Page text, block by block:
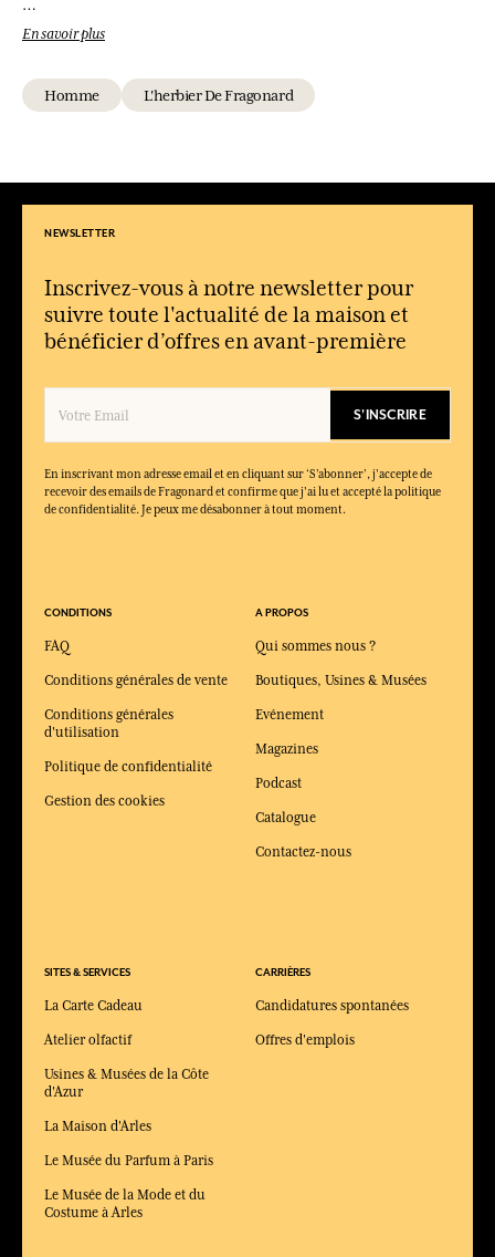
Quel type de parfum est Vétiver ?
C’est une eau de toilette boisée et aromatique, équilibrée entre
Qu’est-ce qui caractérise le vétiver en parfumerie ?
À qui s’adresse cette fragrance ?
Aux hommes recherchant un parfum structuré, élégant et facile
Sa polyvalence le rend adapté aussi bien au bureau qu’en soirée
ou en week-end.
Le parfum est-il intense ?
Quels produits composent la collection Vétiver ?
La collection propose l’eau de toilette dans des formats
En savoir plus
Homme L'herbier De Fragonard
NEWSLETTER
Inscrivez-vous à notre newsletter pour
suivre toute l'actualité de la maison et
bénéficier d’offres en avant-première
S'INSCRIRE
En inscrivant mon adresse email et en cliquant sur ‘S’abonner’, j'accepte de
recevoir des emails de Fragonard et confirme que j'ai lu et accepté la politique
de confidentialité. Je peux me désabonner à tout moment.
CONDITIONS
FAQ
Conditions générales de vente
Conditions générales
d'utilisation
Politique de confidentialité
Gestion des cookies
SITES & SERVICES
La Carte Cadeau
Atelier olfactif
Usines & Musées de la Côte
d'Azur
La Maison d'Arles
Le Musée du Parfum à Paris
Le Musée de la Mode et du
Costume à Arles
A PROPOS
Qui sommes nous ?
Boutiques, Usines & Musées
Evénement
Magazines
Podcast
Catalogue
Contactez-nous
CARRIÈRES
Candidatures spontanées
Offres d'emplois